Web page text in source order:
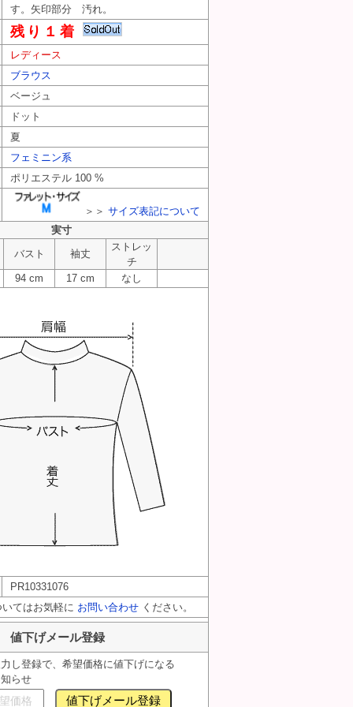
す。矢印部分 汚れ。
残り１着
レディース
ブラウス
ベージュ
ドット
夏
フェミニン系
ポリエステル 100 %
＞＞ サイズ表記について
実寸
バスト
袖丈
ストレッ
チ
94 cm
17 cm なし
PR10331076
てはお気軽に お問い合わせ ください。
値下げメール登録
し登録で、希望価格に値下げになる
らせ